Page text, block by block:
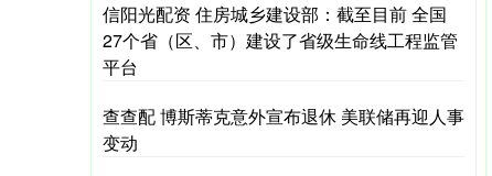
信阳光配资 住房城乡建设部：截至目前 全国
27个省（区、市）建设了省级生命线工程监管
平台
查查配 博斯蒂克意外宣布退休 美联储再迎人事
变动